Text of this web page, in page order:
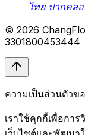
ไทย ปากคล
© 2026
3301800453444
ความเป็นส่วนตัวข
เราใช้คุกกี้เพื่อการ